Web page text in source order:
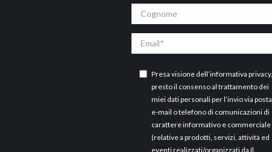
Cognome
Email
Presa visione dell’informativa privacy,
presto il consenso al trattamento dei
miei dati personali per l’invio via posta,
e-mail o telefono di comunicazioni di
carattere informativo e commerciale
(relative a prodotti, servizi, attività ed
eventi realizzati/organizzati da Il